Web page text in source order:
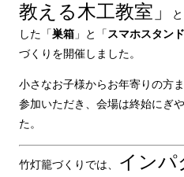
教える木工教室」
した「巣箱 」と「 スマホスタンド
づくりを開催しました。
小さなお子様からお年寄りの方
参加いただき、会場は終始にぎ
た。
竹灯籠づくりでは、 インパ